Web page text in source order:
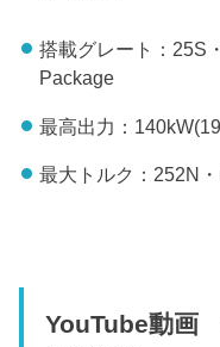
搭載グレート：25S
Package
最高出力：
最大トルク：252N
YouTube動画